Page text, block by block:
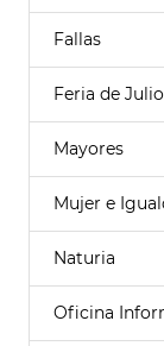
Fallas
Feria de Julio
Mayores
Mujer e
Naturia
Oficina